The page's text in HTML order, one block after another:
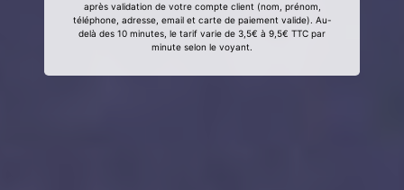
après validation de votre compte client (nom, prénom,
téléphone, adresse, email et carte de paiement valide). Au-
delà des 10 minutes, le tarif varie de 3,5€ à 9,5€ TTC par
minute selon le voyant.